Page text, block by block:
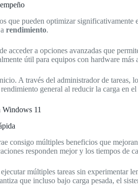
que pueden optimizar
rendimiento.
acceder a opciones avanzadas que
útil para equipos con hardware
A través del administrador de tareas,
general al reducir la carga en
11
consigo múltiples beneficios que
responden mejor y los tiempos de
múltiples tareas sin experimentar
que incluso bajo carga pesada, el